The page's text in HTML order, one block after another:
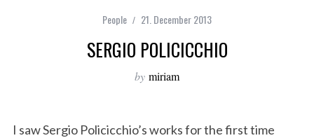
People 21. December 2013
SERGIO POLICICCHIO
by miriam
I saw Sergio Policicchio’s works for the first time